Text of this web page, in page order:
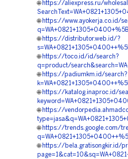
🌐 https://aliexpress.ru/
🌐 https://www.ayokerja.co.id/
🌐 https://distributor.web.id/?
🌐 https://toco.id/id/search?
q=product/
🌐 https://padiumkm.id/search?
🌐 https://katalog.inaproc.id/
🌐 https://
🌐 https://trends.google.com/
🌐 https://bela.gratisongkir.id/